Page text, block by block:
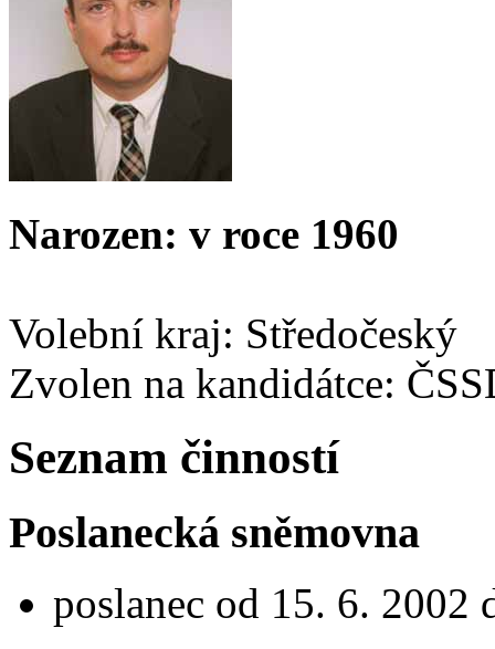
Narozen: v roce 1960
Volební kraj: Středočeský
Zvolen na kandidátce:
Seznam činností
Poslanecká sněmovna
poslanec od 15. 6. 2002